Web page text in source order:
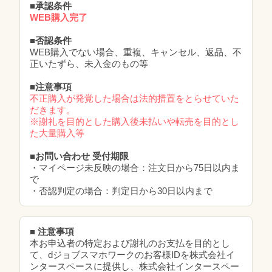
■承認条件
WEB購入完了
■否認条件
WEB購入でない場合、重複、キャンセル、返品、不
正いたずら、未入金のもの等
■注意事項
不正購入が発覚した場合は法的措置をとらせていた
だきます。
※謝礼を目的とした購入後未払いや転売を目的とし
た大量購入等
■お問い合わせ 受付期限
・マイページ未反映の場合：注文日から75日以内ま
で
・否認判定の場合：判定日から30日以内まで
■ 注意事項
本お申込者の特定および謝礼のお支払を目的とし
て、dジョブスマホワークのお客様IDを株式会社イ
ンタースペースに提供し、株式会社インタースペー